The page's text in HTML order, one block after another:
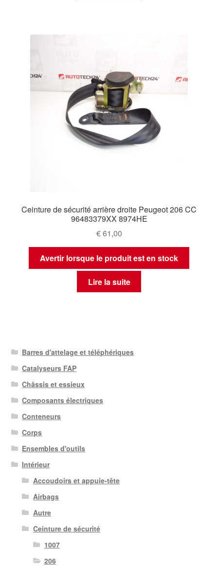
Ceinture de sécurité arrière droite Peugeot 206 CC
96483379XX 8974HE
€61,00
Avertir lorsque le produit est en stock
Lire la suite
Barres d'attelage et téléphériques
Catalyseurs FAP
Châssis et essieux
Composants électriques
Conteneurs
Corps
Ensembles d'outils
Intérieur
Accoudoirs et appuie-tête
Airbags
Autre
Ceinture de sécurité
1007
206